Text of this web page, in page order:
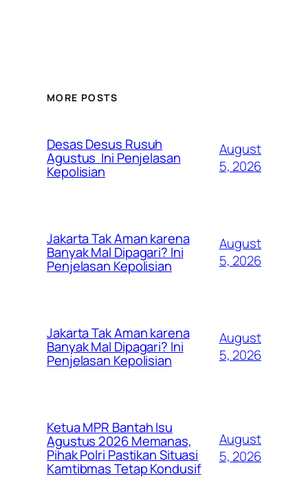
MORE POSTS
Desas Desus Rusuh
Agustus Ini Penjelasan
Kepolisian
August
5, 2026
Jakarta Tak Aman karena
Banyak Mal Dipagari? Ini
Penjelasan Kepolisian
August
5, 2026
Jakarta Tak Aman karena
Banyak Mal Dipagari? Ini
Penjelasan Kepolisian
August
5, 2026
Ketua MPR Bantah Isu
Agustus 2026 Memanas,
Pihak Polri Pastikan Situasi
Kamtibmas Tetap Kondusif
August
5, 2026